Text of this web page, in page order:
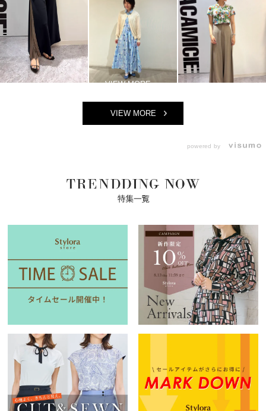
VIEW MORE
powered by